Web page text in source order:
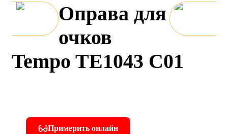
Оправа для
очков
Tempo TE1043 C01
Примерить онлайн